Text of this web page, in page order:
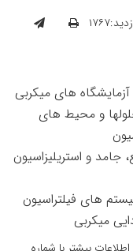
های میکربی
و محیط های
و استریلیزاسیون
های فیلتراسیون
میکربی